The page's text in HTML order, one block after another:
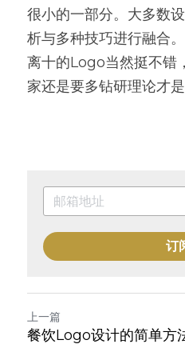
很小的一部分。大多数
析与多种技巧进行融合
离十的Logo当然挺不错
家还是要多钻研理论才是
订
上一篇
餐饮Logo设计的简单